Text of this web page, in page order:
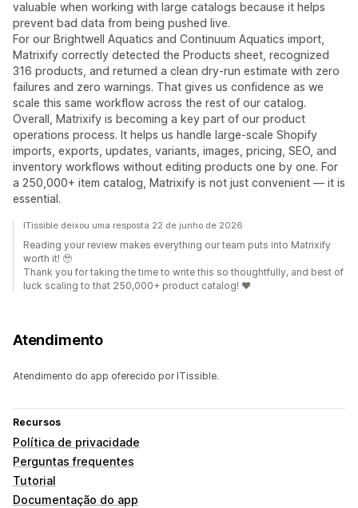
valuable when working with large catalogs because it helps
prevent bad data from being pushed live.
For our Brightwell Aquatics and Continuum Aquatics import,
Matrixify correctly detected the Products sheet, recognized
316 products, and returned a clean dry-run estimate with zero
failures and zero warnings. That gives us confidence as we
scale this same workflow across the rest of our catalog.
Overall, Matrixify is becoming a key part of our product
operations process. It helps us handle large-scale Shopify
imports, exports, updates, variants, images, pricing, SEO, and
inventory workflows without editing products one by one. For
a 250,000+ item catalog, Matrixify is not just convenient — it is
essential.
ITissible deixou uma resposta 22 de junho de 2026
Reading your review makes everything our team puts into Matrixify
worth it! 🥹
Thank you for taking the time to write this so thoughtfully, and best of
luck scaling to that 250,000+ product catalog! ❤️
Atendimento
Atendimento do app oferecido por ITissible.
Recursos
Política de privacidade
Perguntas frequentes
Tutorial
Documentação do app